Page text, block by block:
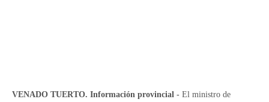
VENADO TUERTO. Información provincial - El ministro de